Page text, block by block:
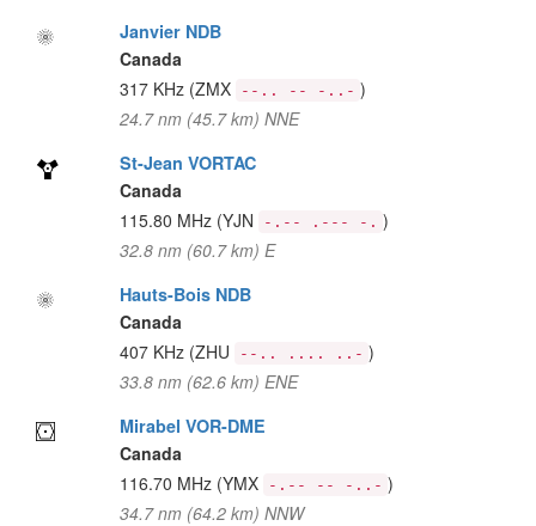
Janvier NDB
Canada
317 KHz (ZMX --.. -- -..- )
24.7 nm (45.7 km) NNE
St-Jean VORTAC
Canada
115.80 MHz (YJN -.-- .--- -. )
32.8 nm (60.7 km) E
Hauts-Bois NDB
Canada
407 KHz (ZHU --.. .... ..- )
33.8 nm (62.6 km) ENE
Mirabel VOR-DME
Canada
116.70 MHz (YMX -.-- -- -..- )
34.7 nm (64.2 km) NNW